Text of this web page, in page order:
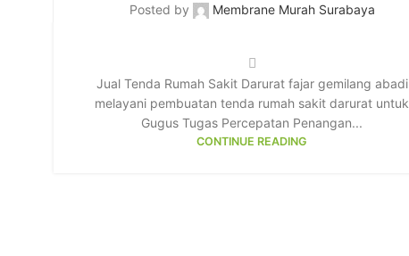
Posted by Membrane Murah Surabaya
Jual Tenda Rumah Sakit Darurat fajar gemilang abadi
melayani pembuatan tenda rumah sakit darurat untuk
Gugus Tugas Percepatan Penangan...
CONTINUE READING